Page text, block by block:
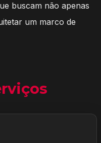
buscam não apenas
um marco de